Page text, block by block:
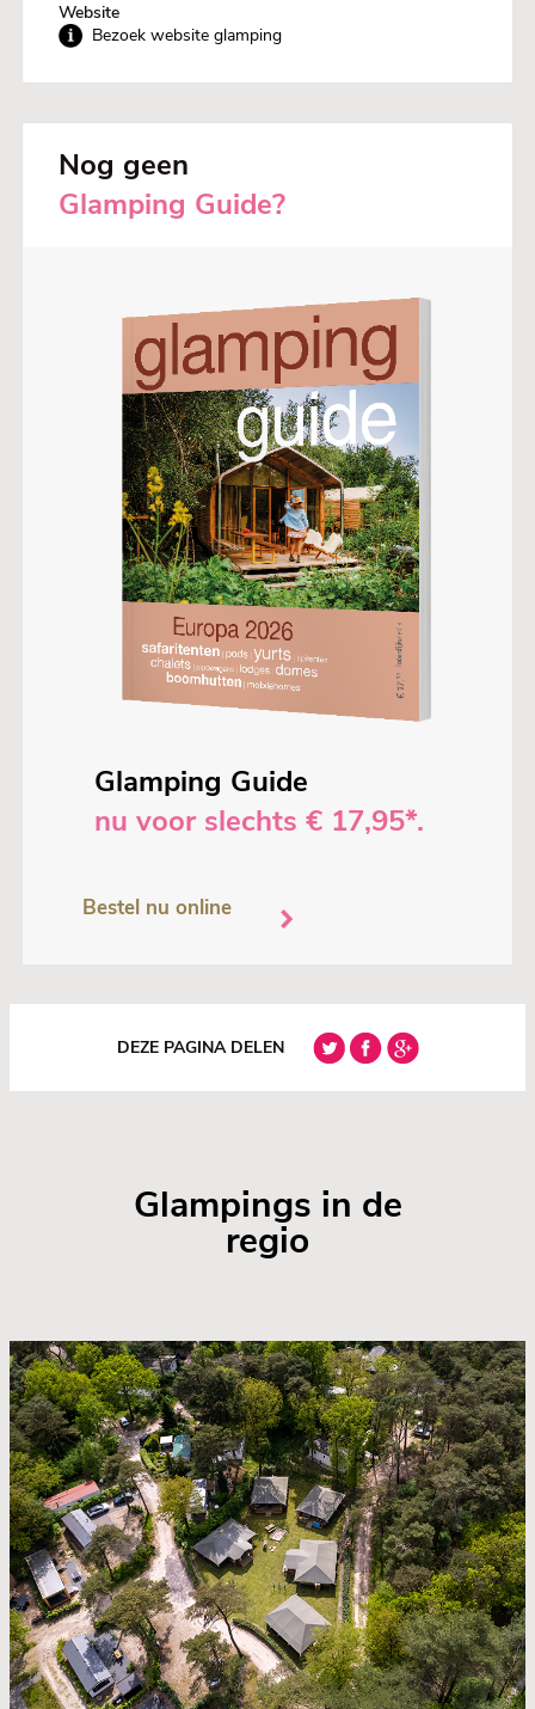
Website
Bezoek website glamping
Nog geen
Glamping Guide?
Glamping Guide
nu voor slechts € 17,95*.
Bestel nu online
DEZE PAGINA DELEN
Glampings in de
regio